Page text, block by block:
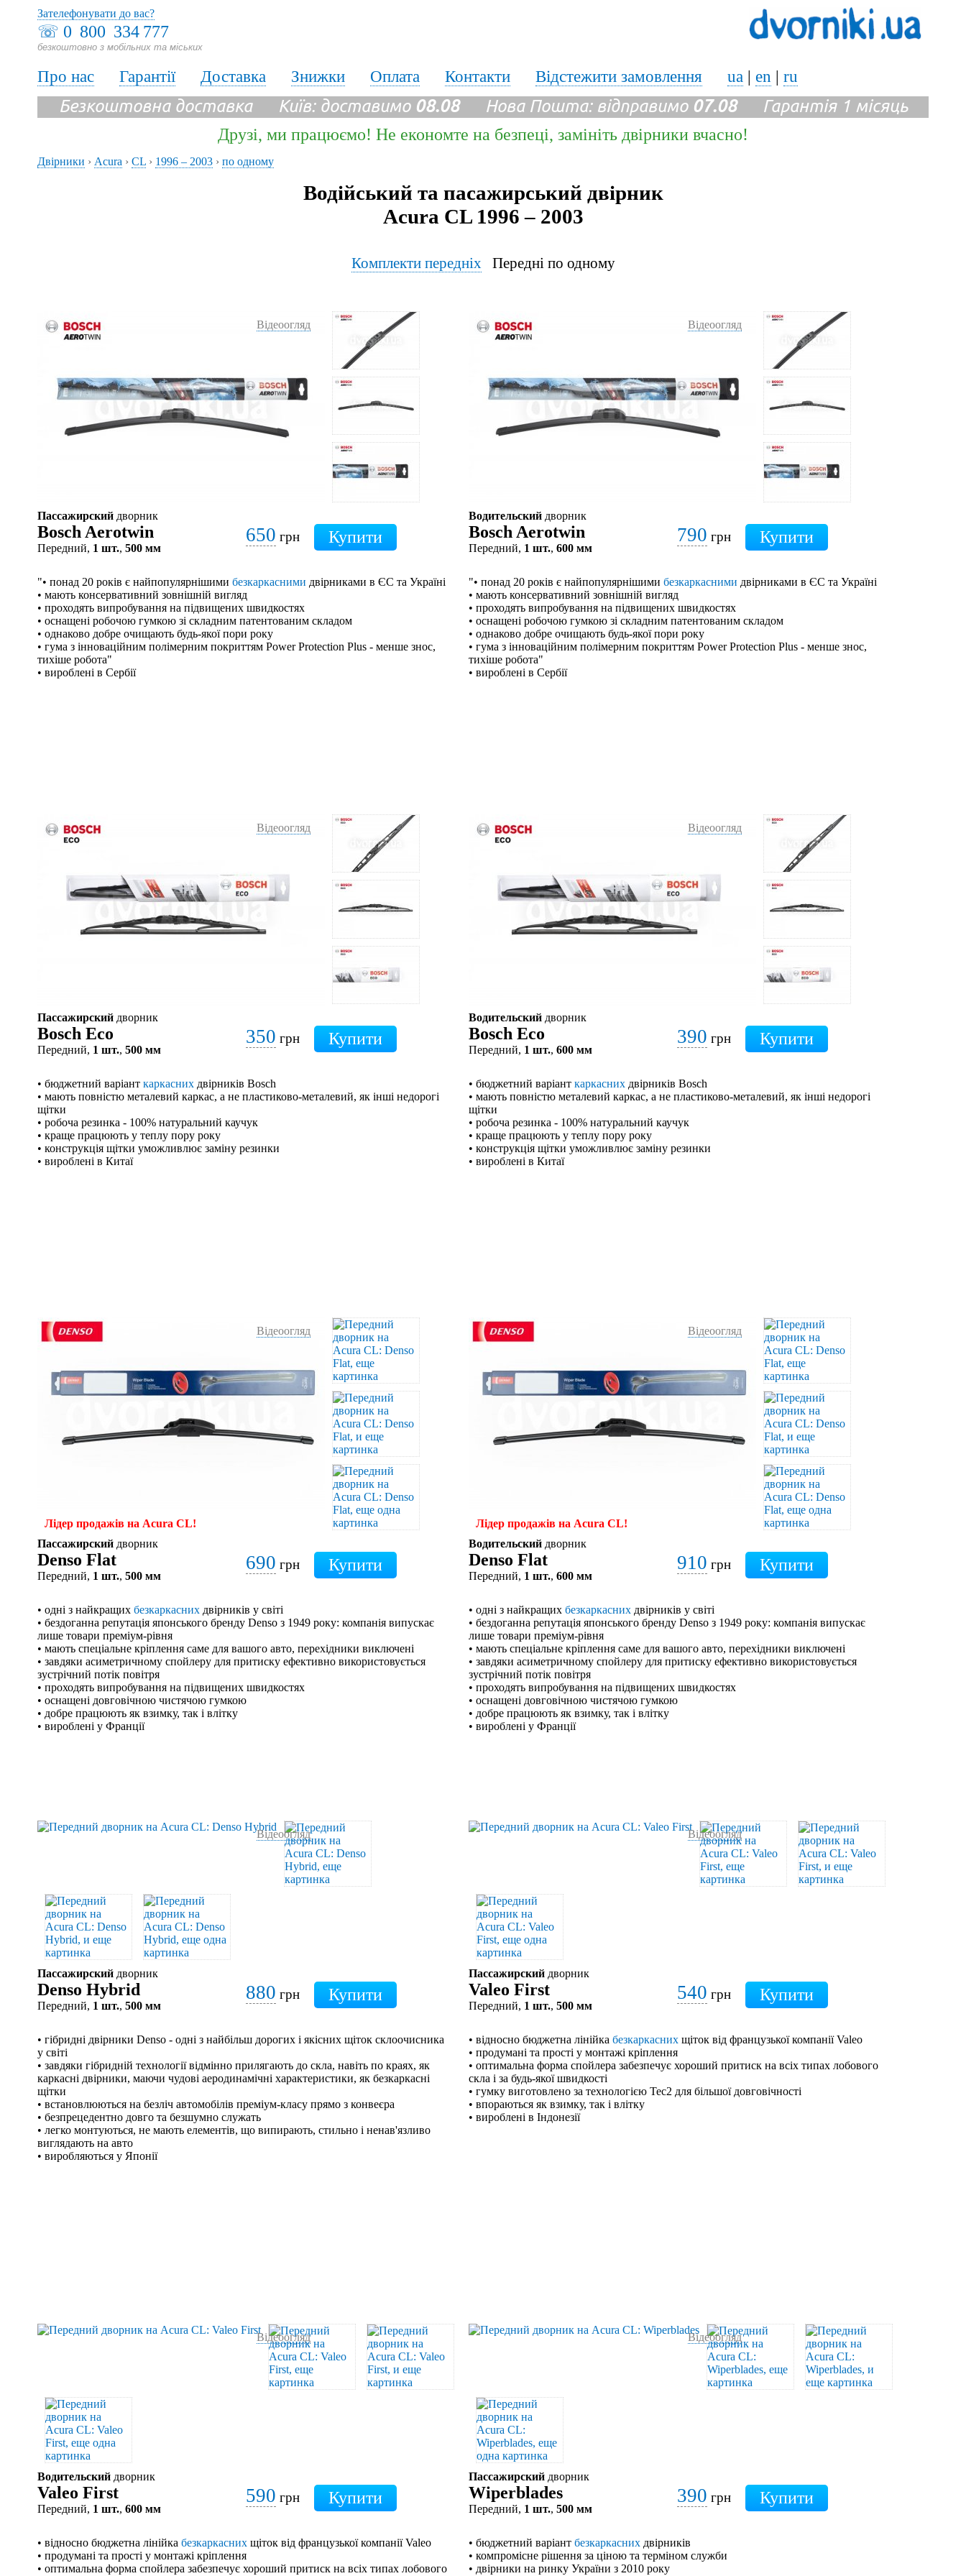
☏ 0 800 334 777
безкоштовно з мобільних та міських
Зателефонувати до вас?
Про нас Гарантії Доставка Знижки Оплата Контакти Відстежити замовлення ua | en | ru
Безкоштовна доставка Київ: доставимо 08.08Нова Пошта: відправимо 07.08Гарантія 1 місяць
Друзі, ми працюємо! Не економте на безпеці, замініть двірники вчасно!
Двірники › Acura › CL › 1996 – 2003 › по одному
Водійський та пасажирський двірник
Acura CL 1996 – 2003
Комплекти передніхПередні по одному
Відеоогляд
Пассажирский дворник
Bosch Aerotwin
Передний, 1 шт., 500 мм
650 грн
"• понад 20 років є найпопулярнішими безкаркасними двірниками в ЄС та Україні
• мають консервативний зовнішній вигляд
• проходять випробування на підвищених швидкостях
• оснащені робочою гумкою зі складним патентованим складом
• однаково добре очищають будь-якої пори року
• гума з інноваційним полімерним покриттям Power Protection Plus - менше знос,
тихіше робота"
• вироблені в Сербії
Відеоогляд
Водительский дворник
Bosch Aerotwin
Передний, 1 шт., 600 мм
790 грн
"• понад 20 років є найпопулярнішими безкаркасними двірниками в ЄС та Україні
• мають консервативний зовнішній вигляд
• проходять випробування на підвищених швидкостях
• оснащені робочою гумкою зі складним патентованим складом
• однаково добре очищають будь-якої пори року
• гума з інноваційним полімерним покриттям Power Protection Plus - менше знос,
тихіше робота"
• вироблені в Сербії
Відеоогляд
Пассажирский дворник
Bosch Eco
Передний, 1 шт., 500 мм
350 грн
• бюджетний варіант каркасних двірників Bosch
• мають повністю металевий каркас, а не пластиково-металевий, як інші недорогі
щітки
• робоча резинка - 100% натуральний каучук
• краще працюють у теплу пору року
• конструкція щітки уможливлює заміну резинки
• вироблені в Китаї
Відеоогляд
Водительский дворник
Bosch Eco
Передний, 1 шт., 600 мм
390 грн
• бюджетний варіант каркасних двірників Bosch
• мають повністю металевий каркас, а не пластиково-металевий, як інші недорогі
щітки
• робоча резинка - 100% натуральний каучук
• краще працюють у теплу пору року
• конструкція щітки уможливлює заміну резинки
• вироблені в Китаї
Відеоогляд
Лідер продажів на Acura CL!
Пассажирский дворник
Denso Flat
Передний, 1 шт., 500 мм
690 грн
• одні з найкращих безкаркасних двірників у світі
• бездоганна репутація японського бренду Denso з 1949 року: компанія випускає
лише товари преміум-рівня
• мають спеціальне кріплення саме для вашого авто, перехідники виключені
• завдяки асиметричному спойлеру для притиску ефективно використовується
зустрічний потік повітря
• проходять випробування на підвищених швидкостях
• оснащені довговічною чистячою гумкою
• добре працюють як взимку, так і влітку
• вироблені у Франції
Відеоогляд
Лідер продажів на Acura CL!
Водительский дворник
Denso Flat
Передний, 1 шт., 600 мм
910 грн
• одні з найкращих безкаркасних двірників у світі
• бездоганна репутація японського бренду Denso з 1949 року: компанія випускає
лише товари преміум-рівня
• мають спеціальне кріплення саме для вашого авто, перехідники виключені
• завдяки асиметричному спойлеру для притиску ефективно використовується
зустрічний потік повітря
• проходять випробування на підвищених швидкостях
• оснащені довговічною чистячою гумкою
• добре працюють як взимку, так і влітку
• вироблені у Франції
Відеоогляд
Пассажирский дворник
Denso Hybrid
Передний, 1 шт., 500 мм
880 грн
• гібридні двірники Denso - одні з найбільш дорогих і якісних щіток склоочисника
у світі
• завдяки гібридній технології відмінно прилягають до скла, навіть по краях, як
каркасні двірники, маючи чудові аеродинамічні характеристики, як безкаркасні
щітки
• встановлюються на безліч автомобілів преміум-класу прямо з конвеєра
• безпрецедентно довго та безшумно служать
• легко монтуються, не мають елементів, що випирають, стильно і ненав'язливо
виглядають на авто
• виробляються у Японії
Відеоогляд
Пассажирский дворник
Valeo First
Передний, 1 шт., 500 мм
540 грн
• відносно бюджетна лінійка безкаркасних щіток від французької компанії Valeo
• продумані та прості у монтажі кріплення
• оптимальна форма спойлера забезпечує хороший притиск на всіх типах лобового
скла і за будь-якої швидкості
• гумку виготовлено за технологією Tec2 для більшої довговічності
• впораються як взимку, так і влітку
• вироблені в Індонезії
Відеоогляд
Водительский дворник
Valeo First
Передний, 1 шт., 600 мм
590 грн
• відносно бюджетна лінійка безкаркасних щіток від французької компанії Valeo
• продумані та прості у монтажі кріплення
• оптимальна форма спойлера забезпечує хороший притиск на всіх типах лобового
Відеоогляд
Пассажирский дворник
Wiperblades
Передний, 1 шт., 500 мм
390 грн
• бюджетний варіант безкаркасних двірників
• компромісне рішення за ціною та терміном служби
• двірники на ринку України з 2010 року